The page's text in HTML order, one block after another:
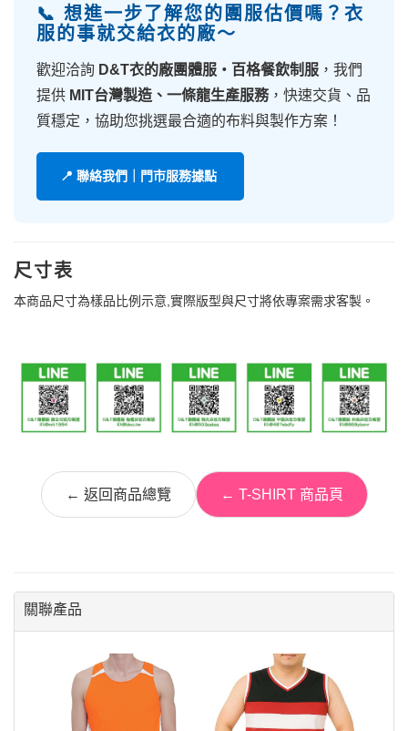
📞 想進一步了解您的團服估價嗎？衣
服的事就交給衣的廠～
歡迎洽詢 D&T衣的廠團體服・百格餐飲制服 ，我們
提供 MIT台灣製造、一條龍生產服務，快速交貨、品
質穩定，協助您挑選最合適的布料與製作方案！
📍 聯絡我們｜門市服務據點
尺寸表
本商品尺寸為樣品比例示意,實際版型與尺寸將依專案需求客製。
← 返回商品總覽 ← T-SHIRT 商品頁
關聯產品